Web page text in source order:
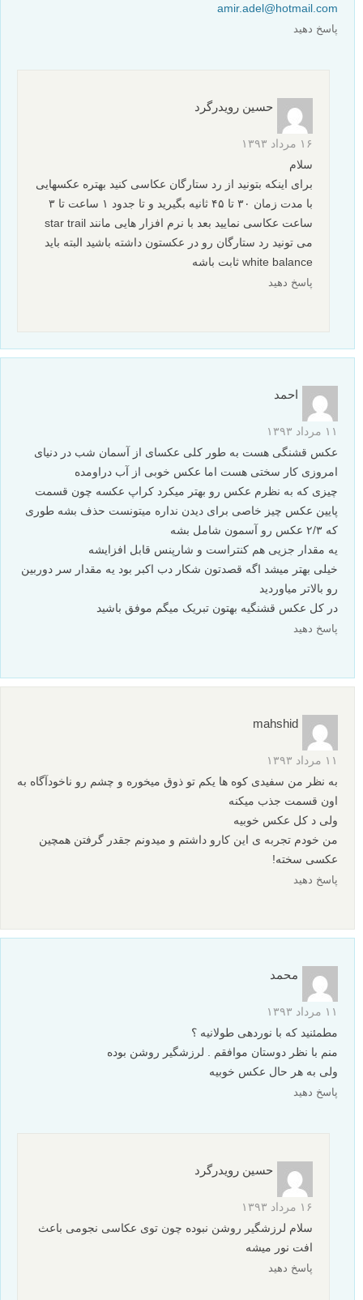
amir.adel@hotmail.com
پاسخ دهید
حسین رویدرگرد
۱۶ مرداد ۱۳۹۳
سلام
برای اینکه بتونید از رد ستارگان عکاسی کنید بهتره عکسهایی
با مدت زمان ۳۰ تا ۴۵ ثانیه بگیرید و تا جدود ۱ ساعت تا ۳
ساعت عکاسی نمایید بعد با نرم افزار هایی مانند star trail
می تونید رد ستارگان رو در عکستون داشته باشید البته باید
white balance ثابت باشه
پاسخ دهید
احمد
۱۱ مرداد ۱۳۹۳
عکس قشنگی هست به طور کلی عکسای از آسمان شب در دنیای
امروزی کار سختی هست اما عکس خوبی از آب دراومده
چیزی که به نظرم عکس رو بهتر میکرد کراپ عکسه چون قسمت
پایین عکس چیز خاصی برای دیدن نداره میتونست حذف بشه طوری
که ۲/۳ عکس رو آسمون شامل بشه
یه مقدار جزیی هم کنتراست و شارپنس قابل افزایشه
خیلی بهتر میشد اگه قصدتون شکار دب اکبر بود یه مقدار سر دوربین
رو بالاتر میاوردید
در کل عکس قشنگیه بهتون تبریک میگم موفق باشید
پاسخ دهید
mahshid
۱۱ مرداد ۱۳۹۳
به نظر من سفیدی کوه ها یکم تو ذوق میخوره و چشم رو ناخودآگاه به
اون قسمت جذب میکنه
ولی د کل عکس خوبیه
من خودم تجربه ی این کارو داشتم و میدونم جقدر گرفتن همچین
عکسی سخته!
پاسخ دهید
محمد
۱۱ مرداد ۱۳۹۳
مطمئنید که با نوردهی طولانیه ؟
منم با نظر دوستان موافقم . لرزشگیر روشن بوده
ولی به هر حال عکس خوبیه
پاسخ دهید
حسین رویدرگرد
۱۶ مرداد ۱۳۹۳
سلام لرزشگیر روشن نبوده چون توی عکاسی نجومی باعث
افت نور میشه
پاسخ دهید